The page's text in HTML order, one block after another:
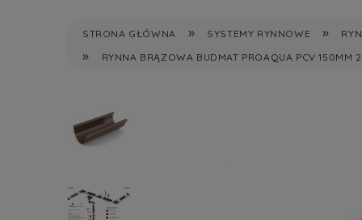
STRONA GŁÓWNA » SYSTEMY RYNNOWE »
» RYNNA BRĄZOWA BUDMAT PROAQUA PCV 150MM